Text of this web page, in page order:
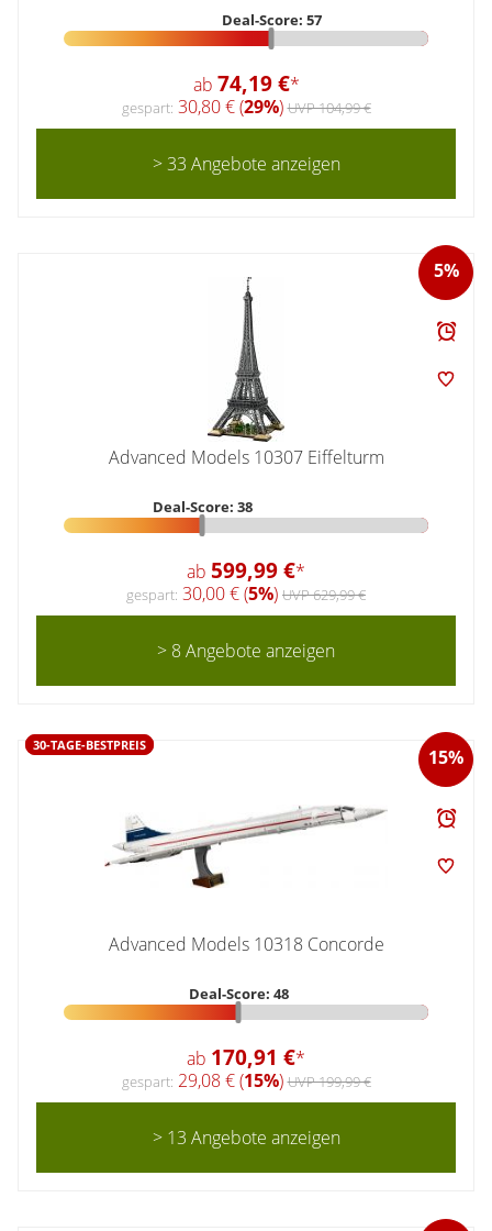
Deal-Score: 57
ab 74,19 €*
gespart: 30,80 € (29%)UVP 104,99 €
> 33 Angebote anzeigen
5%
Advanced Models 10307 Eiffelturm
Deal-Score: 38
ab 599,99 €*
gespart: 30,00 € (5%) UVP 629,99 €
> 8 Angebote anzeigen
15%
30-TAGE-BESTPREIS
Advanced Models 10318 Concorde
Deal-Score: 48
ab 170,91 €*
gespart: 29,08 € (15%)UVP 199,99 €
> 13 Angebote anzeigen